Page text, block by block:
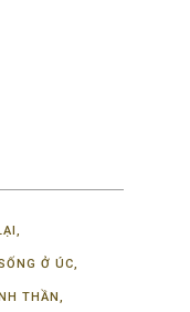
Ở ÚC
THẦN